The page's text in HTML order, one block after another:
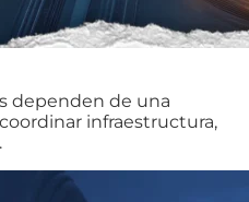
dependen de una
infraestructura,